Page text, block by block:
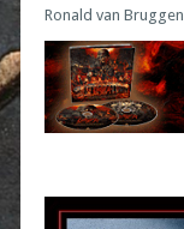
Ronald van Bruggen